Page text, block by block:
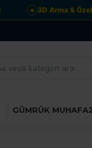
3D Arma & Özel
GÜMRÜK